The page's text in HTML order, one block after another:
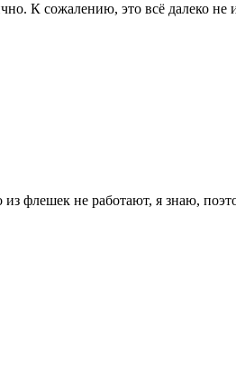
К сожалению, это всё далеко не
флешек не работают, я знаю,